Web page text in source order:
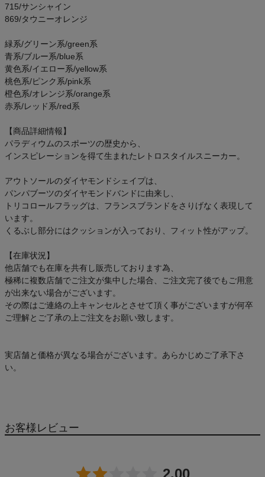
スタッフブログ
715/サンシャイン
869/タウニーオレンジ
緑系/グリーン系/green系
青系/ブルー系/blue系
黄色系/イエロー系/yellow系
桃色系/ピンク系/pink系
橙色系/オレンジ系/orange系
赤系/レッド系/red系
【商品詳細情報】
パラディウムのスポーツの歴史から、
インスピレーションを得て生まれたレトロスタイルスニーカー。
アウトソールのダイヤモンドシェイプは、
パンパブーツのダイヤモンドバンドに由来し、
トリコロールフラッグは、フランスブランドをさりげなく表現して
います。
くるぶし部分にはクッションが入っており、フィット性がアップ。
【在庫状況】
他店舗でも在庫を共有し販売しております為、
極稀に複数店舗でご注文が集中した場合、ご注文完了後でもご用意
が出来ない場合がございます。
その際はご連絡の上キャンセルとさせて頂く事がございますが何卒
ご理解とご了承の上ご注文をお願い致します。
実店舗と価格が異なる場合がございます。あらかじめご了承下さ
い。
お客様レビュー
2.00